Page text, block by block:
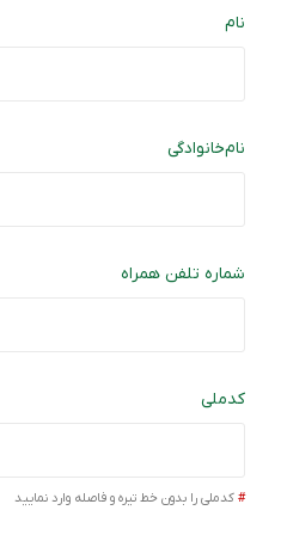
نام
نام‌خانوادگی
شماره تلفن همراه
کدملی
کدملی را بدون خط تیره و فاصله وارد نمایید